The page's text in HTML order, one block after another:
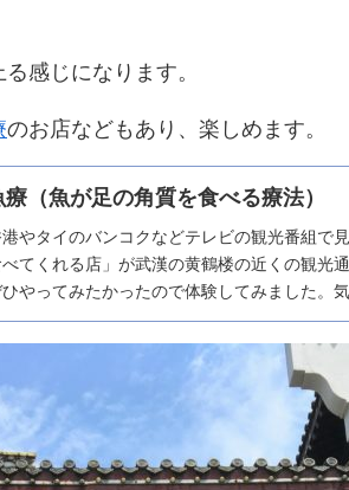
感じになります。
のお店などもあり、楽しめます。
（魚が足の角質を食べる療法）
やタイのバンコクなどテレビの観光番組で
てくれる店」が武漢の黄鶴楼の近くの観光
やってみたかったので体験してみました。